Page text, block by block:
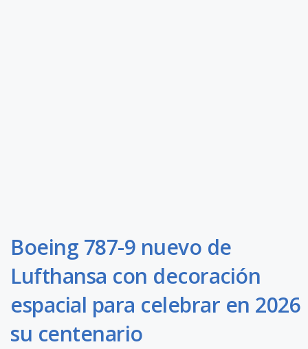
Boeing 787-9 nuevo de
Lufthansa con decoración
espacial para celebrar en 2026
su centenario